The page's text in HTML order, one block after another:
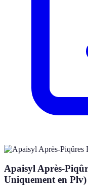
Apaisyl Après-
Uniquement en Plv)